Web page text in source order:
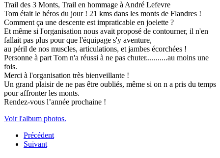
Trail des 3 Monts, Trail en hommage à André Lefevre ️
Tom était le héros du jour ! 21 kms dans les monts de Flandres !
Comment ça une descente est impraticable en joelette ?
Et même si l'organisation nous avait proposé de contourner, il n'en
fallait pas plus pour que l'équipage s'y aventure,
au péril de nos muscles, articulations, et jambes écorchées !
Personne à part Tom n'a réussi à ne pas chuter...........au moins une
fois.
Merci à l'organisation très bienveillante !
Un grand plaisir de ne pas être oubliés, même si on n a pris du temps
pour affronter les monts.
Rendez-vous l’année prochaine !
Voir l'album photos.
Précédent
Suivant